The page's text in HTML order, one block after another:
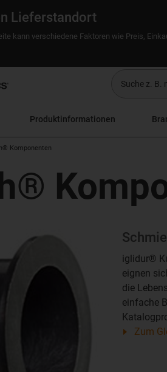
Lieferstandort
kann verschiedene Faktoren wie Preis,
Produktinformationen
Komponenten
iglidur®
eignen
die
einfache
Zum